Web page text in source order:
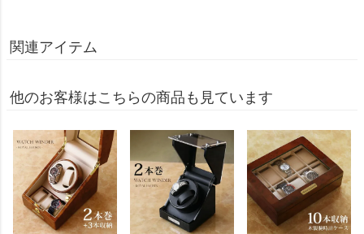
関連アイテム
他のお客様はこちらの商品も見ています